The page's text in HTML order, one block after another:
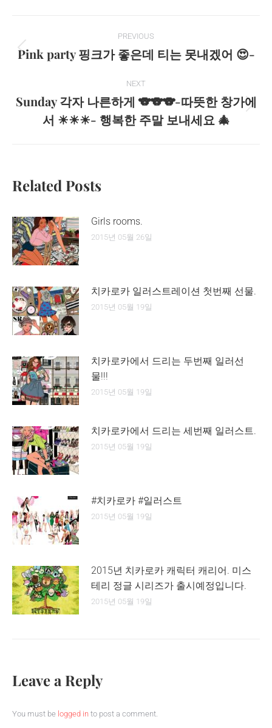
navigation
PREVIOUS
Previous
Pink party 핑크가 좋은데 티는 못내겠어 😍-
NEXT
post:
Sunday 각자 나른하게 🐨🐨🐨-따뜻한 창가에
서 ☀☀☀- 행복한 주말 보내세요 🎄
Related Posts
Girls rooms.
2015년 05월 26일
치카로카 일러스트레이션 첫번째 선물.
2015년 05월 19일
치카로카에서 드리는 두번째 일러선
물!!!
2015년 05월 19일
치카로카에서 드리는 세번째 일러스트.
2015년 05월 19일
#치카로카 #일러스트
2015년 05월 19일
2015년 치카로카 캐릭터 캐리어. 미스
테리 정글 시리즈가 출시예정입니다.
2015년 05월 19일
Leave a Reply
You must be logged in to post a comment.